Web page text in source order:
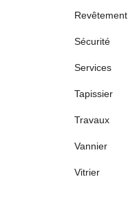
Revêtement
Sécurité
Services
Tapissier
Travaux
Vannier
Vitrier